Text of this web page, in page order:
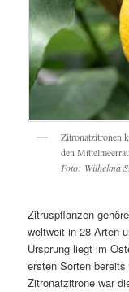
Zitronatzitronen
den
Foto: Wilhelma
Zitruspflanzen
weltweit in 28 Arten
Ursprung liegt im
ersten Sorten
Zitronatzitrone war